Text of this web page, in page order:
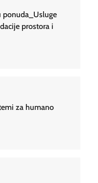
ponuda_Usluge
prostora i
za humano